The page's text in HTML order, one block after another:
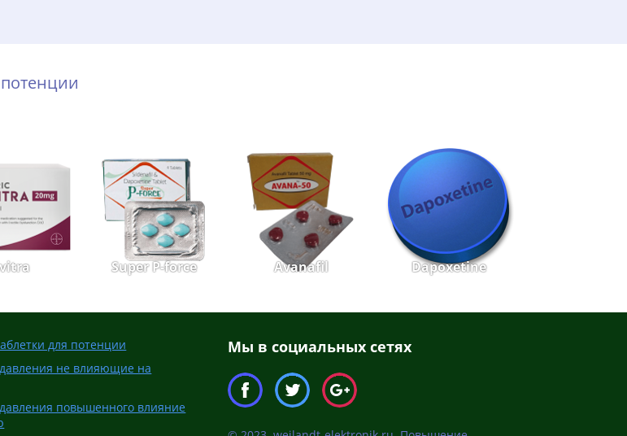
Super P-force Avanafil Dapoxetine
для потенции
давления не влияющие на
повышенного влияние
Мы в социальных сетях